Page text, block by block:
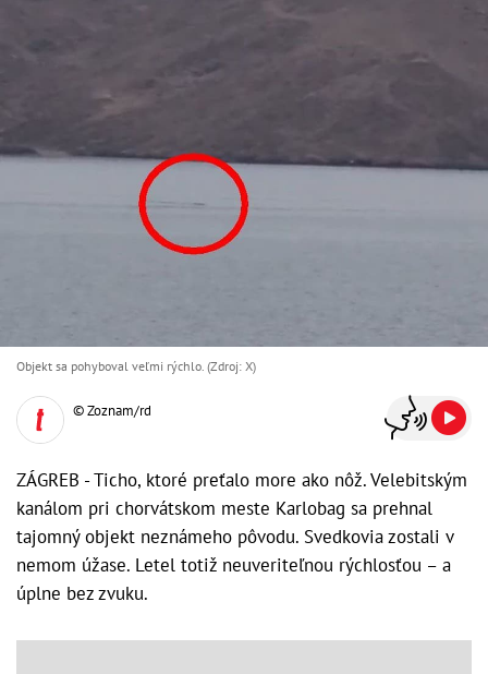
Objekt sa pohyboval veľmi rýchlo. (Zdroj: X)
© Zoznam/rd
ZÁGREB - Ticho, ktoré preťalo more ako nôž. Velebitským
kanálom pri chorvátskom meste Karlobag sa prehnal
tajomný objekt neznámeho pôvodu. Svedkovia zostali v
nemom úžase. Letel totiž neuveriteľnou rýchlosťou – a
úplne bez zvuku.